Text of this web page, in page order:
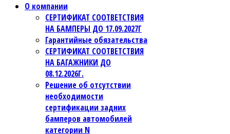
О компании
СЕРТИФИКАТ СООТВЕТСТВИЯ
НА БАМПЕРЫ ДО 17.09.2027Г
Гарантийные обязательства
СЕРТИФИКАТ СООТВЕТСТВИЯ
НА БАГАЖНИКИ ДО
08.12.2026Г.
Решение об отсутствии
необходимости
сертификации задних
бамперов автомобилей
категории N